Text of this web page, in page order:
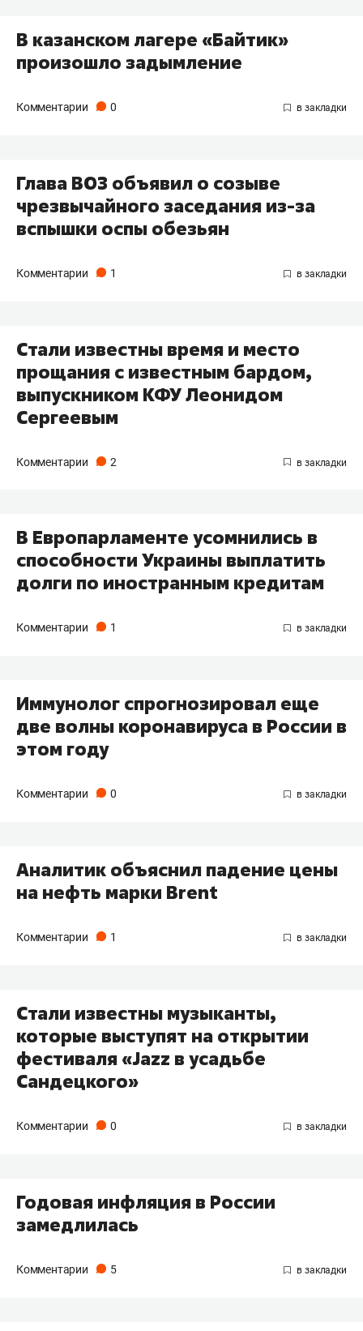
В казанском лагере «Байтик»
произошло задымление
Комментарии 0
Глава ВОЗ объявил о созыве
чрезвычайного заседания из-за
вспышки оспы обезьян
Комментарии 1
Стали известны время и место
прощания с известным бардом,
выпускником КФУ Леонидом
Сергеевым
Комментарии 2
В Европарламенте усомнились в
способности Украины выплатить
долги по иностранным кредитам
Комментарии 1
Иммунолог спрогнозировал еще
две волны коронавируса в России в
этом году
Комментарии 0
Аналитик объяснил падение цены
на нефть марки Brent
Комментарии 1
Стали известны музыканты,
которые выступят на открытии
фестиваля «Jazz в усадьбе
Сандецкого»
Комментарии 0
Годовая инфляция в России
замедлилась
Комментарии 5